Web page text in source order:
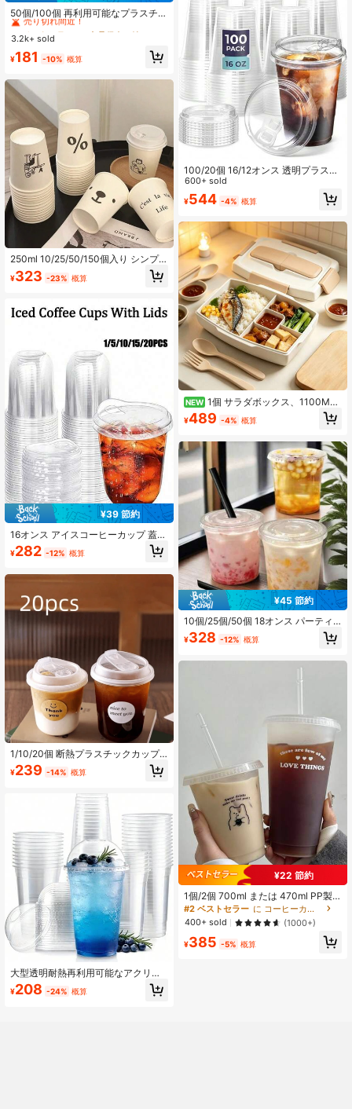
50個/100個 再利用可能なプラスチッ
クショッピングバッグ - 食料品、Tシ
ャツなどに適しています - 店舗、モ
ターンとテキスト、便利なバッグ、
グ、ストレージバッグ、パーティー
用品、学校に戻る、印刷やマークが
あっても使用には影響ありません
売り切れ間近！
#1 ベストセラー
売り切れ間近！
#1 ベストセラー
売り切れ間近！
#1 ベストセラー
売り切れ間近！
3.2k+ sold
¥181 -10% 概算
250ml 10/25/50/150個入り シンプ
ルスタイル 柄入り ペーパーカップ、
厚手 オフィス/家庭/業務用 ドリンク
使い捨てペーパーカップに適してい
¥323 -23% 概算
¥39 節約
16オンス アイスコーヒーカップ 蓋付
き、クリアプラスチックカップ、ス
トローレス ドリンキングリッド、丸
ヒー、ジュース、スムージー、冷た
¥282 -12% 概算
1/10/20個 断熱プラスチックカップ
蓋付き、漏れ防止設計（ランダムス
タイルのステッカー）、ミルクティ
に適しています。飲料店のテイクア
ウトや自家製ドリンクに最適。U字
型カップ、美しく実用的。
¥239 -14% 概算
大型透明耐熱再利用可能なアクリル
カップ(蓋付き) - ホット/コールドド
リンク、アイスコーヒー、スムージ
¥208 -24% 概算
100/20個 16/12オンス 透明プラスチ
ックカップ、吸盤なしストロー付き
リッド、アイスコーヒー、スムージ
ー、ソーダ、パーティードリンク、
運びに適しています。
600+ sold
¥544 -4% 概算
NEW 1個 サラダボックス、1100ML
容量、持ち運びに便利な設計、3つの
大きなコンパートメントと1つの小さ
き、大きな弁当やスナック、フルー
ツの準備に最適
¥489 -4% 概算
¥45 節約
10個/25個/50個 18オンス パーティ
ーカップ 蓋とストロー付き、透明 再
利用可能 コーヒーカップ 飲料カッ
¥328 -12% 概算
¥22 節約
1個/2個 700ml または 470ml PP製
コーヒーカップ、ポータブル カート
ゥーン ストロー付きカップ、アイス
コーヒー/アメリカーノカップ、カッ
プル用ウォーターボトル、新学期シ
ーズン
#2 ベストセラー
に コーヒーカップとマグカップ
400+ sold
(1000+)
¥385 -5% 概算